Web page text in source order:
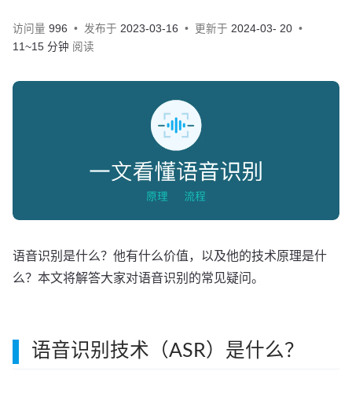
访问量 996 发布于 2023-03-16 更新于 2024-03- 20
11~15 分钟 阅读
语音识别是什么？他有什么价值，以及他的技术原理是什
么？本文将解答大家对语音识别的常见疑问。
语音识别技术（ASR）是什么？